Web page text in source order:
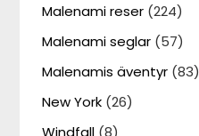
Malenami reser (224)
Malenami seglar (57)
Malenamis äventyr (83)
New York (26)
Windfall (8)